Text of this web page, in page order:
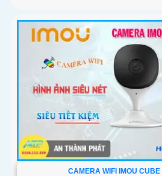
CAMERA WIFI IMOU